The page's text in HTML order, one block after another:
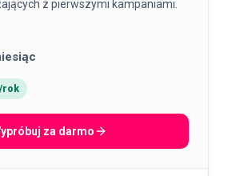
z pierwszymi kampaniami.
rok
za darmo